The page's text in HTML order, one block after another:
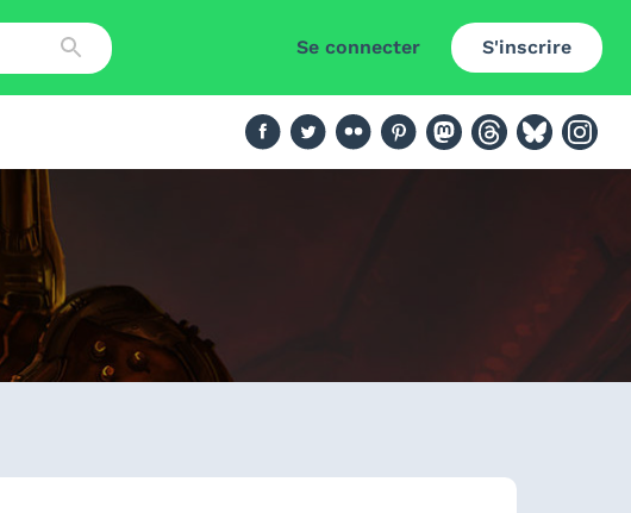
Se connecter S'inscrire